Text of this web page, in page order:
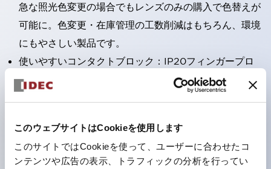
このウェブサイトはCookieを使用します
このサイトではCookieを使って、ユーザーに合わせたコ
ンテンツや広告の表示、トラフィックの分析を行ってい
急な照光色変更の場合でもレンズのみの購入で色替えが
可能に。色変更・在庫管理の工数削減はもちろん、環境
にもやさしい製品です。
使いやすいコンタクトブロック：IP20フィンガープロ
テクション構造、簡単取付け／取外し、ねじ脱落防止、
UL、CSA、TÜV、CCC認証品。